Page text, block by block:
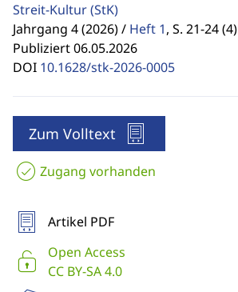
Streit-Kultur(StK)
Jahrgang 4 (2026) / Heft 1, S. 21-24 (4)
Publiziert 06.05.2026
DOI 10.1628/stk-2026-0005
Zum Volltext
Zugang vorhanden
Artikel PDF
Open Access
CC BY-SA 4.0